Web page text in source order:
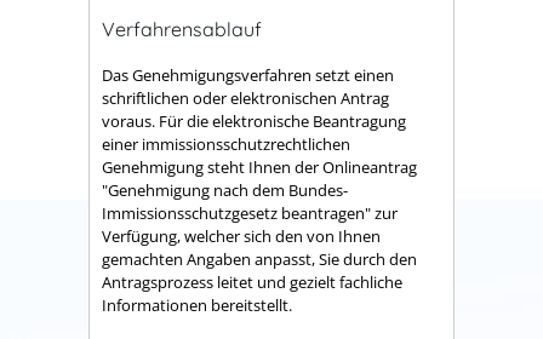
Verfahrensablauf
Das Genehmigungsverfahren setzt einen
schriftlichen oder elektronischen Antrag
voraus. Für die elektronische Beantragung
einer immissionsschutzrechtlichen
Genehmigung steht Ihnen derOnlineantrag
"Genehmigung nach dem Bundes-
Immissionsschutzgesetz beantragen" zur
Verfügung, welcher sich den von Ihnen
gemachten Angaben anpasst, Sie durch den
Antragsprozess leitet und gezielt fachliche
Informationen bereitstellt.